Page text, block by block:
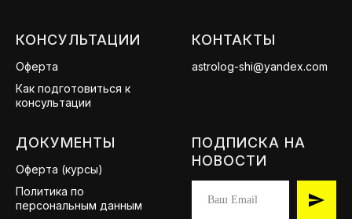
КОНСУЛЬТАЦИИ
Оферта
Как подготовиться к
консультации
КОНТАКТЫ
astrolog-shi@yandex.com
ДОКУМЕНТЫ
Оферта (курсы)
Политика по
персональным данным
ПОДПИСКА НА
НОВОСТИ